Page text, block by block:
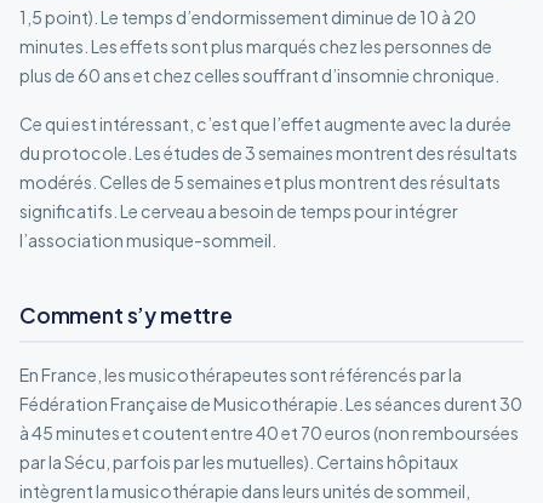
1,5 point). Le temps d’endormissement diminue de 10 à 20
minutes. Les effets sont plus marqués chez les personnes de
plus de 60 ans et chez celles souffrant d’insomnie chronique.
Ce qui est intéressant, c’est que l’effet augmente avec la durée
du protocole. Les études de 3 semaines montrent des résultats
modérés. Celles de 5 semaines et plus montrent des résultats
significatifs. Le cerveau a besoin de temps pour intégrer
l’association musique-sommeil.
Comment s’y mettre
En France, les musicothérapeutes sont référencés par la
Fédération Française de Musicothérapie. Les séances durent 30
à 45 minutes et coutent entre 40 et 70 euros (non remboursées
par la Sécu, parfois par les mutuelles). Certains hôpitaux
intègrent la musicothérapie dans leurs unités de sommeil,